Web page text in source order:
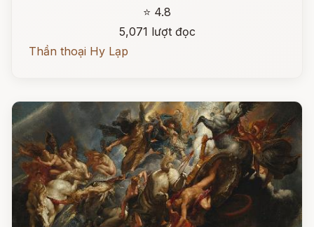
⭐ 4.8
5,071 lượt đọc
Thần thoại Hy Lạp